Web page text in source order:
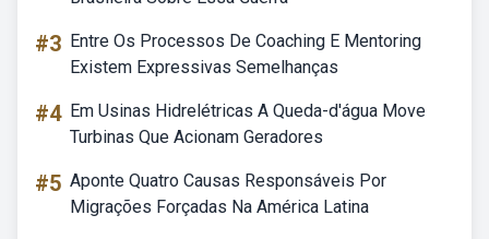
#3 Entre Os Processos De Coaching E Mentoring
Existem Expressivas Semelhanças
#4 Em Usinas Hidrelétricas A Queda-d'água Move
Turbinas Que Acionam Geradores
#5 Aponte Quatro Causas Responsáveis Por
Migrações Forçadas Na América Latina